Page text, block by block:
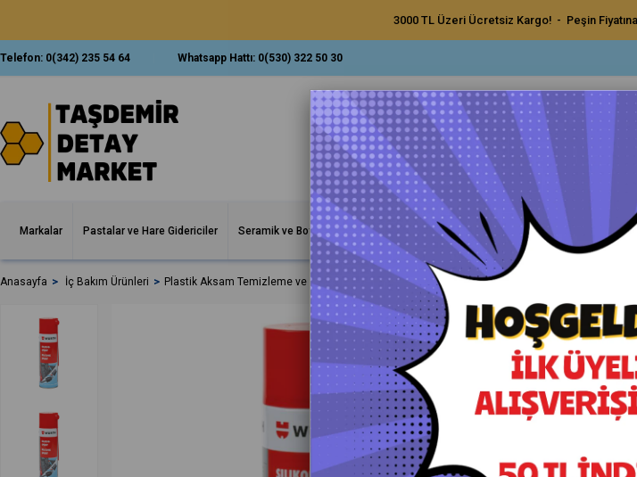
3000 TL Üzeri Ücretsiz Kargo! - Peşin
Telefon: 0(342) 235 54 64 Whatsapp Hattı: 0(530) 322 50 30
Markalar Pastalar ve Hare Gidericiler Seramik ve Boya Korumalar İç Bakım Ürünleri Dış Bakım Ürünleri
Anasayfa İç Bakım Ürünleri Plastik Aksam Temizleme ve Koruma Würth Silikon Sprey 500ml
Würth
Orijinal Ürün -
₺550,00
Daha Fazla